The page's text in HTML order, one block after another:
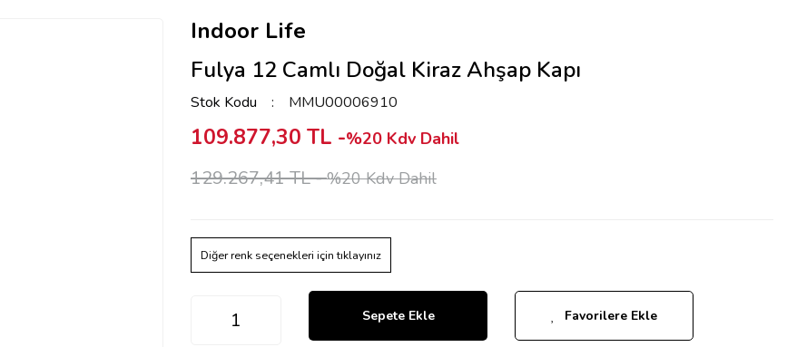
Indoor Life
Fulya 12 Camlı Doğal Kiraz Ahşap Kapı
Stok Kodu MMU00006910
109.877,30 TL -%20 Kdv Dahil
129.267,41 TL -%20 Kdv Dahil
Diğer renk seçenekleri için tıklayınız
Sepete Ekle Favorilere Ekle